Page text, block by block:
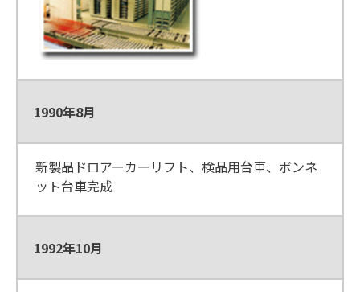
1990年8月
新製品ドロアーカーリフト、検品用台車、ボンネ
ット台車完成
1992年10月